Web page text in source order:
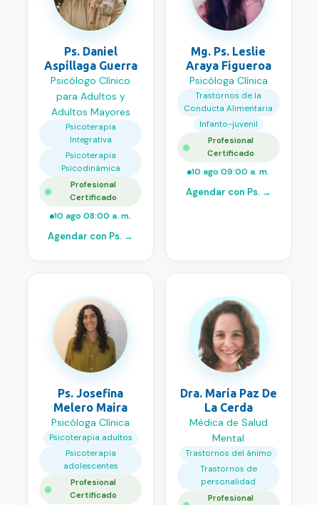
Ps. Daniel
Aspíllaga Guerra
Psicólogo Clínico
para Adultos y
Adultos Mayores
Psicoterapia
Integrativa
Psicoterapia
Psicodinámica
Profesional
Certificado
10 ago 08:00 a. m.
Agendar con Ps. →
Mg. Ps. Leslie
Araya Figueroa
Psicóloga Clínica
Trastornos de la
Conducta Alimentaria
Infanto-juvenil
Profesional
Certificado
10 ago 09:00 a. m.
Agendar con Ps.→
Ps. Josefina
Melero Maira
Psicóloga Clínica
Psicoterapia adultos
Psicoterapia
adolescentes
Profesional
Certificado
Dra. María Paz De
La Cerda
Médica de Salud
Mental
Trastornos del ánimo
Trastornos de
personalidad
Profesional